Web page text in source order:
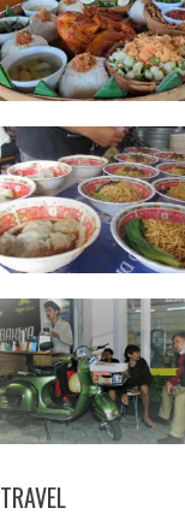
TRAVEL